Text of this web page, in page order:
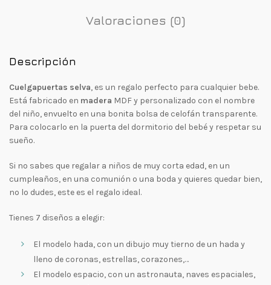
Valoraciones (0)
Descripción
Cuelgapuertas selva, es un regalo perfecto para cualquier bebe.
Está fabricado en madera MDF y personalizado con el nombre
del niño, envuelto en una bonita bolsa de celofán transparente.
Para colocarlo en la puerta del dormitorio del bebé y respetar su
sueño.
Si no sabes que regalar a niños de muy corta edad, en un
cumpleaños, en una comunión o una boda y quieres quedar bien,
no lo dudes, este es el regalo ideal.
Tienes 7 diseños a elegir:
El modelo hada, con un dibujo muy tierno de un hada y
lleno de coronas, estrellas, corazones,…
El modelo espacio, con un astronauta, naves espaciales,